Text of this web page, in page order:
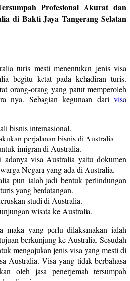
Profesional Akurat dan
di Bakti Jaya Tangerang Selatan
turis mesti menentukan jenis visa
begitu ketat pada kehadiran turis.
orang-orang yang patut memperoleh
nya. Sebagian kegunaan dari visa
bisnis internasional.
perjalanan bisnis di Australia
imigran di Australia.
adanya visa Australia yaitu dokumen
Negara yang ada di Australia.
pun ialah jadi bentuk perlindungan
yang berdatangan.
studi di Australia.
wisata ke Australia.
maka yang perlu dilaksanakan ialah
berkunjung ke Australia. Sesudah
mengajukan jenis visa yang mesti di
Australia. Visa yang tidak berbahasa
oleh jasa penerjemah tersumpah